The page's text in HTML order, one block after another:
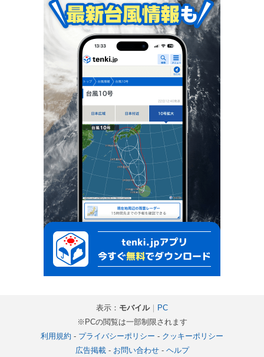
表示： モバイル｜ PC
※PCの閲覧は一部制限されます
利用規約 - プライバシーポリシー - クッキーポリシー
広告掲載- お問い合わせ- ヘルプ